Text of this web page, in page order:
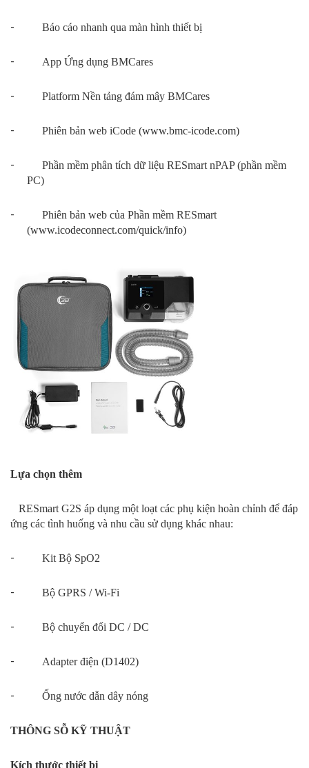
- Báo cáo nhanh qua màn hình thiết bị
- App Ứng dụng BMCares
- Platform Nền tảng đám mây BMCares
- Phiên bản web iCode (www.bmc-icode.com)
- Phần mềm phân tích dữ liệu RESmart nPAP (phần mềm
PC)
- Phiên bản web của Phần mềm RESmart
(www.icodeconnect.com/quick/info)
Lựa chọn thêm
RESmart G2S áp dụng một loạt các phụ kiện hoàn chỉnh để đáp
ứng các tình huống và nhu cầu sử dụng khác nhau:
- Kit Bộ SpO2
- Bộ GPRS / Wi-Fi
- Bộ chuyển đổi DC / DC
- Adapter điện (D1402)
- Ống nước dẫn dây nóng
THÔNG SỖ KỸ THUẬT
Kích thước thiết bị